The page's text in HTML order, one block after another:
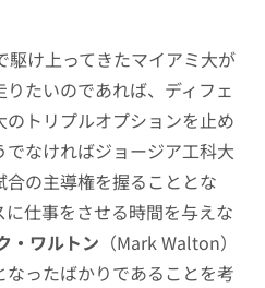
駆け上ってきたマイアミ大が
たいのであれば、ディフェ
トリプルオプションを止め
なければジョージア工科大
の主導権を握ることとな
仕事をさせる時間を与えな
・ワルトン （Mark Walton）
ったばかりであることを考